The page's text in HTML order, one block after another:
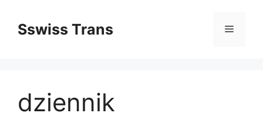
treściSswiss Trans Menu
dziennik